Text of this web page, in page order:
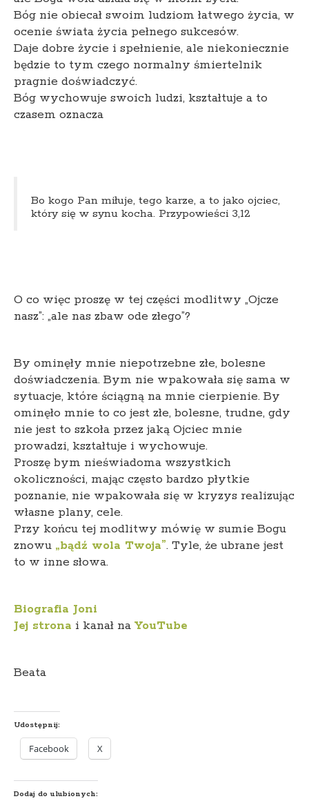
Bóg nie obiecał swoim ludziom łatwego życia, w
ocenie świata życia pełnego sukcesów.
Daje dobre życie i spełnienie, ale niekoniecznie
będzie to tym czego normalny śmiertelnik
pragnie doświadczyć.
Bóg wychowuje swoich ludzi, kształtuje a to
czasem oznacza
Bo kogo Pan miłuje, tego karze, a to jako ojciec,
który się w synu kocha. Przypowieści 3,12
O co więc proszę w tej części modlitwy „Ojcze
nasz”: „ale nas zbaw ode złego”?
By ominęły mnie niepotrzebne złe, bolesne
doświadczenia. Bym nie wpakowała się sama w
sytuacje, które ściągną na mnie cierpienie. By
ominęło mnie to co jest złe, bolesne, trudne, gdy
nie jest to szkoła przez jaką Ojciec mnie
prowadzi, kształtuje i wychowuje.
Proszę bym nieświadoma wszystkich
okoliczności, mając często bardzo płytkie
poznanie, nie wpakowała się w kryzys realizując
własne plany, cele.
Przy końcu tej modlitwy mówię w sumie Bogu
znowu „bądź wola Twoja”. Tyle, że ubrane jest
to w inne słowa.
Biografia Joni
Jej strona i kanał na YouTube
Beata
Udostępnij:
Facebook X
Dodaj do ulubionych: